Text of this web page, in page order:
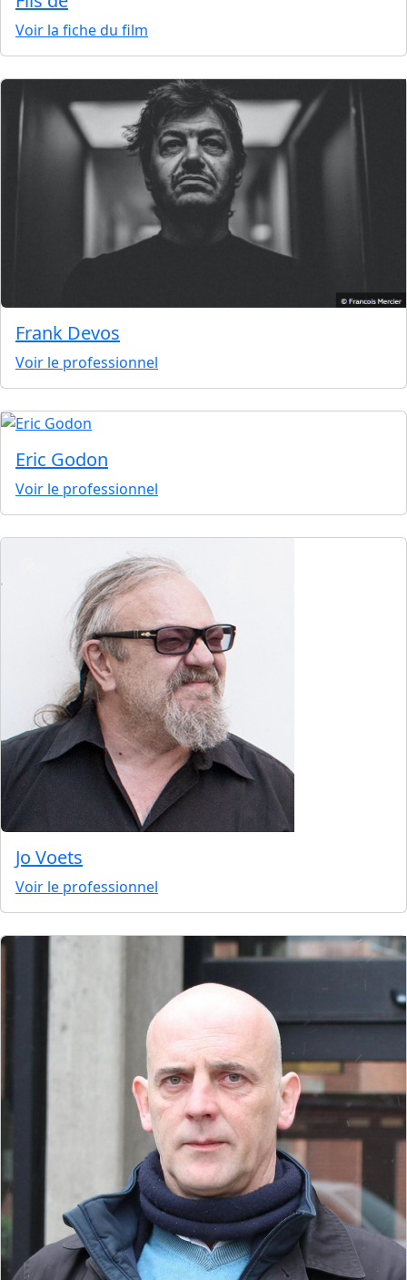
Voir la fiche du film
Frank Devos
Voir le professionnel
Eric Godon
Voir le professionnel
Jo Voets
Voir le professionnel